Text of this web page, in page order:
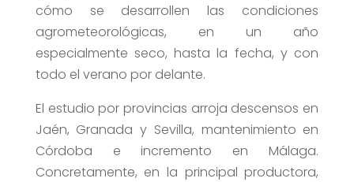
cómo se desarrollen las condiciones
agrometeorológicas, en un año
especialmente seco, hasta la fecha, y con
todo el verano por delante.
El estudio por provincias arroja descensos en
Jaén, Granada y Sevilla, mantenimiento en
Córdoba e incremento en Málaga.
Concretamente, en la principal productora,